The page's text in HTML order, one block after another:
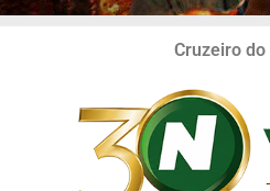
Cruzeiro